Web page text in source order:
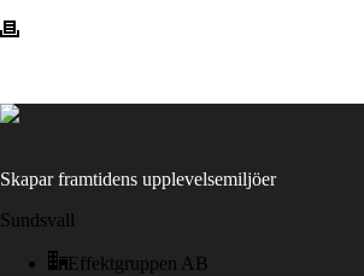
Skapar framtidens upplevelsemiljöer
Sundsvall
Effektgruppen AB